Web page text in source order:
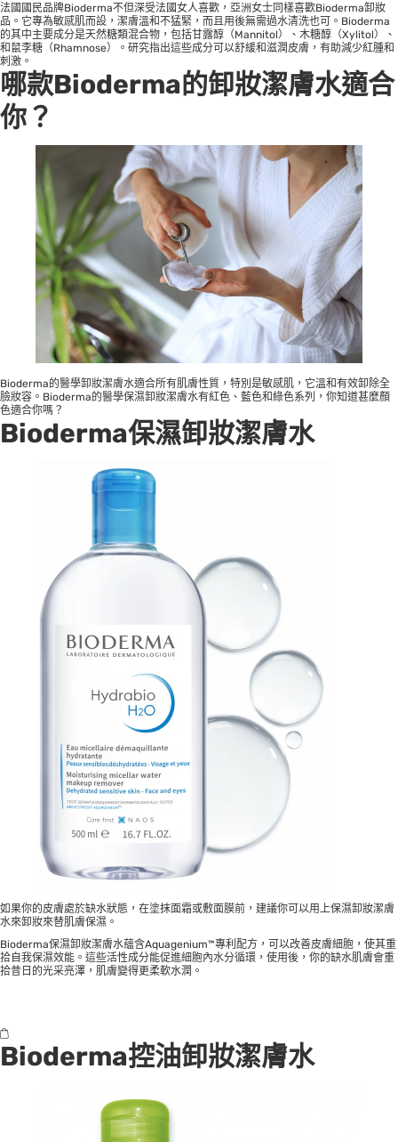
法國國民品牌Bioderma不但深受法國女人喜歡，亞洲女士同樣喜歡Bioderma卸妝
品。它專為敏感肌而設，潔膚溫和不猛緊，而且用後無需過水清洗也可。Bioderma
的其中主要成分是天然糖類混合物，包括甘露醇（Mannitol）、木糖醇（Xylitol）、
和鼠李糖（Rhamnose）。研究指出這些成分可以舒緩和滋潤皮膚，有助減少紅腫和
刺激。
哪款Bioderma的卸妝潔膚水適合
你？
Bioderma的醫學卸妝潔膚水適合所有肌膚性質，特別是敏感肌，它溫和有效卸除全
臉妝容。Bioderma的醫學保濕卸妝潔膚水有紅色、藍色和綠色系列，你知道甚麼顏
色適合你嗎？
Bioderma保濕卸妝潔膚水
如果你的皮膚處於缺水狀態，在塗抹面霜或敷面膜前，建議你可以用上保濕卸妝潔膚
水來卸妝來替肌膚保濕。
Bioderma保濕卸妝潔膚水蘊含Aquagenium™專利配方，可以改善皮膚細胞，使其重
拾自我保濕效能。這些活性成分能促進細胞內水分循環，使用後，你的缺水肌膚會重
拾昔日的光采亮澤，肌膚變得更柔軟水潤。
Bioderma控油卸妝潔膚水